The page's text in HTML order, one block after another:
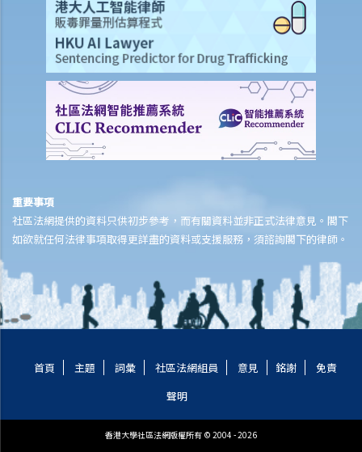
我對賠償金額及保險代理 / 保險公司的行為極之不滿。我應否訴諸法庭
或向其他認可機構投訴？法庭或其他機構有否就每項索償或投訴設立賠
償上限？
大埔火災特定情況
哪些類型的保險可以涵蓋因火災造成的損失？哪些類型的損失可能獲得
火警發生後，我應該立即做些甚麼，以保障我在保險單下的權利？
什麼後果？
向保險公司申請賠償的程序是什麼？
我需要準備甚麼文件來支持我的索償？
我可否在保險公司檢查物業之前先行進行緊急維修？這樣會否影響我的
索償？
如果業主和租客各自都有獨立的家居保險保單，對於同一宗火災事故，
雙方的責任及賠償如何分配？
理重複保險的問題？
如果大廈業主立案法團持有大廈保險，業主或租客是否有權獲得該保險
如果我在家中經營生意，我可否根據家居保險索償業務中斷損失，還是
重要事項
社區法網提供的資料只供初步參考，而有關資料並非正式法律意見。閣下
如欲就任何法律事項取得更詳盡的資料或支援服務，須諮詢閣下的律師。
首頁 主題 詞彙 社區法網組員 意見 銘謝
免責
聲明
香港大學社區法網版權所有 © 2004 - 2026